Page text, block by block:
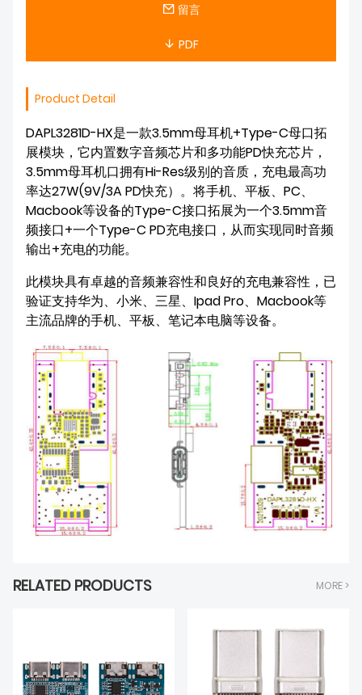
留言
PDF
Product Detail
DAPL3281D-HX是一款3.5mm母耳机+Type-C母口拓
展模块，它内置数字音频芯片和多功能PD快充芯片，
3.5mm母耳机口拥有Hi-Res级别的音质，充电最高功
率达27W(9V/3A PD快充）。将手机、平板、PC、
Macbook等设备的Type-C接口拓展为一个3.5mm音
频接口+一个Type-C PD充电接口，从而实现同时音频
输出+充电的功能。
此模块具有卓越的音频兼容性和良好的充电兼容性，已
验证支持华为、小米、三星、Ipad Pro、Macbook等
主流品牌的手机、平板、笔记本电脑等设备。
RELATED PRODUCTS MORE >